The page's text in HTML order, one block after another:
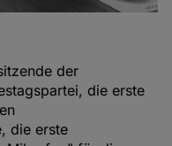
der
die erste
die erste